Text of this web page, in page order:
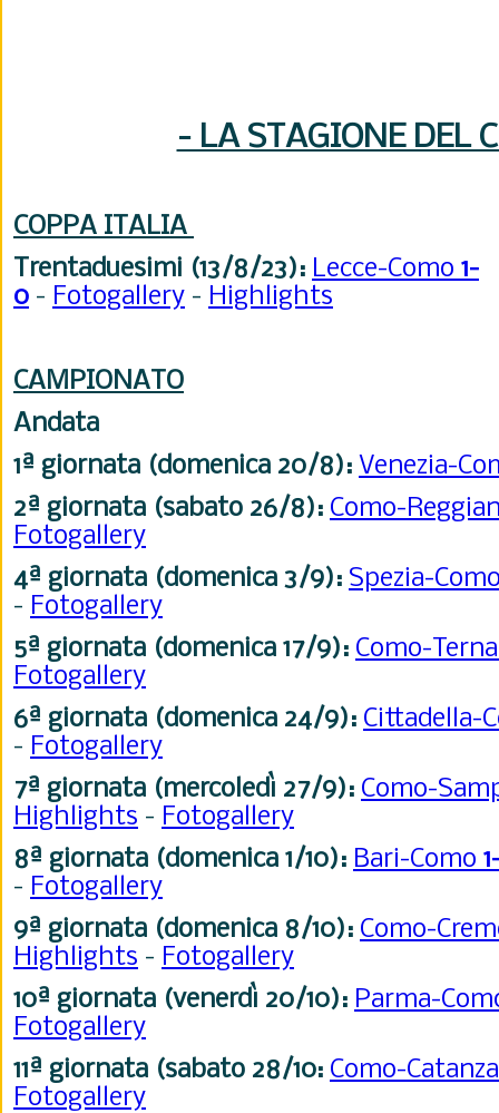
- LA STAGIONE DEL
COPPA ITALIA
Trentaduesimi (13/8/23): Lecce-Como 1-
0 - Fotogallery - Highlights
CAMPIONATO
Andata
1ª giornata (domenica 20/8): Venezia-
2ª giornata (sabato 26/8): Como-
Fotogallery
4ª giornata (domenica 3/9): Spezia-
- Fotogallery
5ª giornata (domenica 17/9): Como-
Fotogallery
6ª giornata (domenica 24/9): Cittadella-
- Fotogallery
7ª giornata (mercoledì 27/9): Como-
Highlights - Fotogallery
8ª giornata (domenica 1/10): Bari-Como
- Fotogallery
9ª giornata (domenica 8/10): Como-
Highlights - Fotogallery
10ª giornata (venerdì 20/10): Parma-
Fotogallery
11ª giornata (sabato 28/10: Como-
Fotogallery